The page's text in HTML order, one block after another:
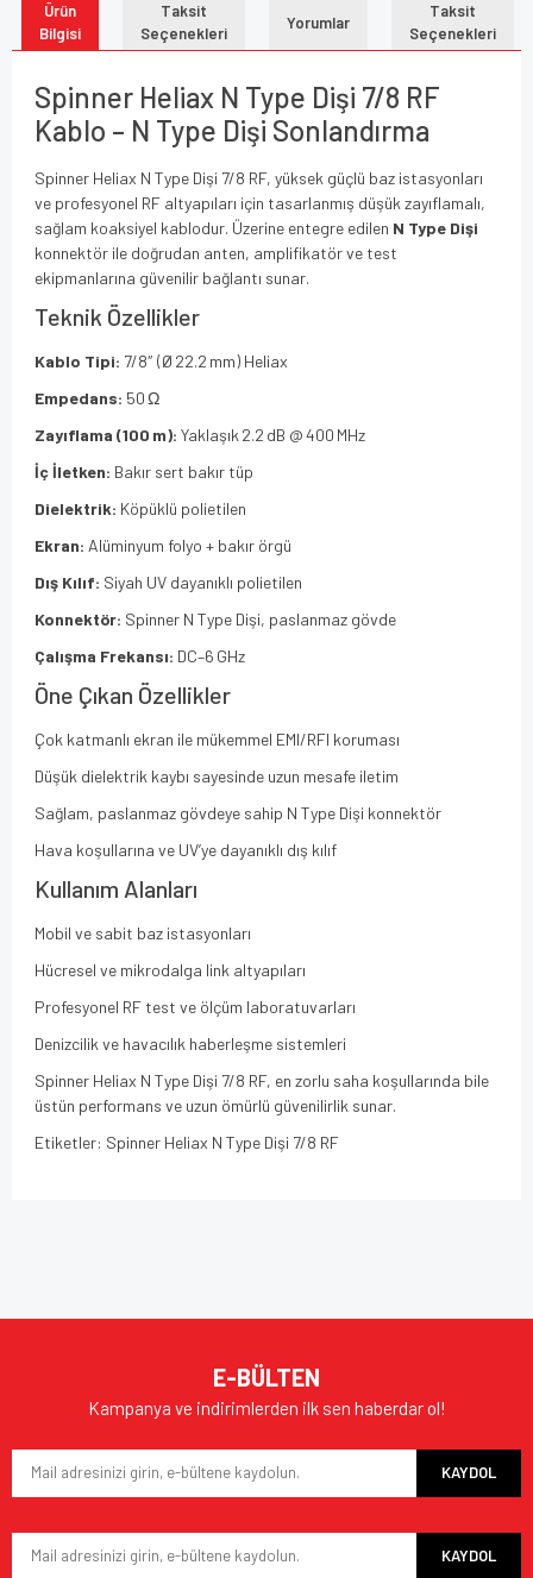
Ürün
Bilgisi
Taksit
Seçenekleri
Yorumlar
Taksit
Seçenekleri
Spinner Heliax N Type Dişi 7/8 RF
Kablo – N Type Dişi Sonlandırma
Spinner Heliax N Type Dişi 7/8 RF, yüksek güçlü baz istasyonları
ve profesyonel RF altyapıları için tasarlanmış düşük zayıflamalı,
sağlam koaksiyel kablodur. Üzerine entegre edilen N Type Dişi
konnektör ile doğrudan anten, amplifikatör ve test
ekipmanlarına güvenilir bağlantı sunar.
Teknik Özellikler
Kablo Tipi: 7/8″ (Ø 22.2 mm) Heliax
Empedans: 50 Ω
Zayıflama (100 m): Yaklaşık 2.2 dB @ 400 MHz
İç İletken: Bakır sert bakır tüp
Dielektrik: Köpüklü polietilen
Ekran: Alüminyum folyo + bakır örgü
Dış Kılıf: Siyah UV dayanıklı polietilen
Konnektör: Spinner N Type Dişi, paslanmaz gövde
Çalışma Frekansı: DC–6 GHz
Öne Çıkan Özellikler
Çok katmanlı ekran ile mükemmel EMI/RFI koruması
Düşük dielektrik kaybı sayesinde uzun mesafe iletim
Sağlam, paslanmaz gövdeye sahip N Type Dişi konnektör
Hava koşullarına ve UV’ye dayanıklı dış kılıf
Kullanım Alanları
Mobil ve sabit baz istasyonları
Hücresel ve mikrodalga link altyapıları
Profesyonel RF test ve ölçüm laboratuvarları
Denizcilik ve havacılık haberleşme sistemleri
Spinner Heliax N Type Dişi 7/8 RF, en zorlu saha koşullarında bile
üstün performans ve uzun ömürlü güvenilirlik sunar.
Etiketler: Spinner Heliax N Type Dişi 7/8 RF
Ürün resmi kalitesiz, bozuk veya görüntülenemiyor.
Ürün açıklamasında eksik bilgiler bulunuyor.
Ürün fiyatı diğer sitelerden daha pahalı.
E-BÜLTEN
Kampanya ve indirimlerden ilk sen haberdar ol!
KAYDOL
KAYDOL